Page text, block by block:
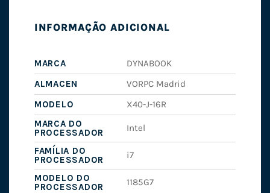
INFORMAÇÃO ADICIONAL
MARCA
DYNABOOK
ALMACEN
VORPC Madrid
MODELO
X40-J-16R
MARCA DO
PROCESSADOR
Intel
FAMÍLIA DO
PROCESSADOR
i7
MODELO DO
PROCESSADOR
1185G7